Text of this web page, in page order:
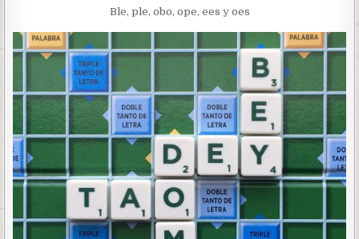
Ble, ple, obo, ope, ees y oes